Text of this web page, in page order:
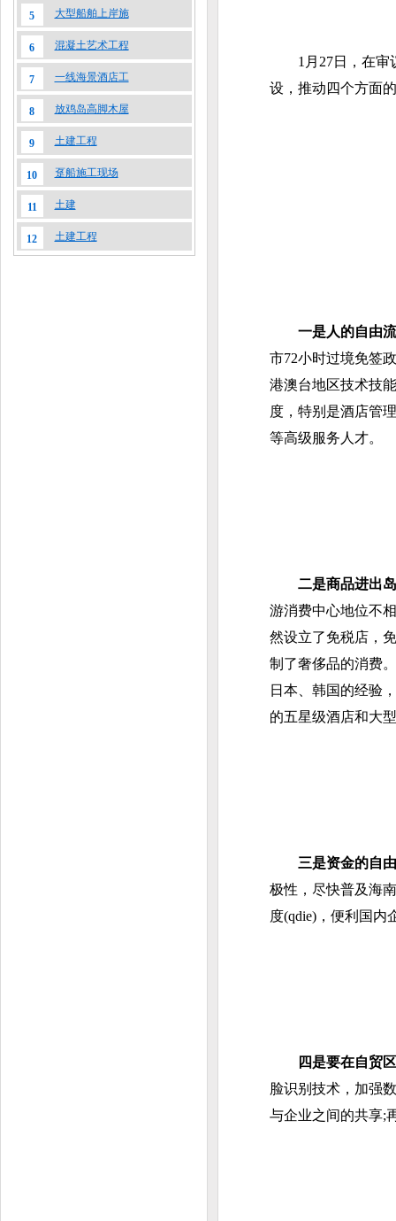
5 大型船舶上岸施
6 混凝土艺术工程
7 一线海景酒店工
8 放鸡岛高脚木屋
9 土建工程
10 趸船施工现场
11 土建
12 土建工程
1月27日，在审议
设，推动四个方面
一是人的自由
市72小时过境免签
港澳台地区技术技
度，特别是酒店管
等高级服务人才。
二是商品进出
游消费中心地位不
然设立了免税店，
制了奢侈品的消费
日本、韩国的经验
的五星级酒店和大
三是资金的自
极性，尽快普及海
度(qdie)，便利国内
四是要在自贸
脸识别技术，加强
与企业之间的共享;